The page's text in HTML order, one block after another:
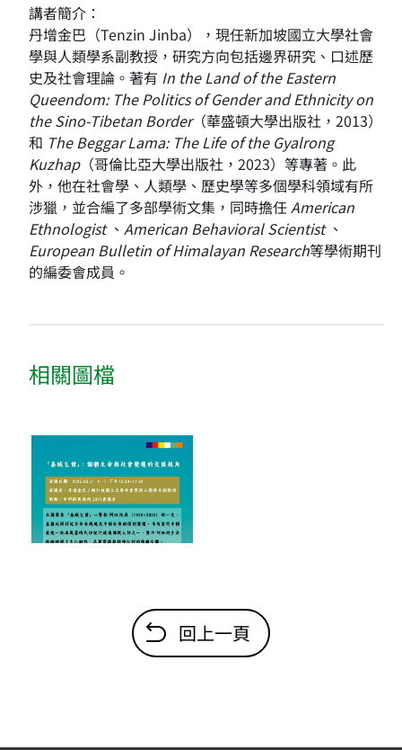
講者簡介：
丹增金巴（Tenzin Jinba），現任新加坡國立大學社會
學與人類學系副教授，研究方向包括邊界研究、口述歷
史及社會理論。著有 In the Land of the Eastern
Queendom: The Politics of Gender and Ethnicity on
the Sino-Tibetan Border（華盛頓大學出版社，2013）
和 The Beggar Lama: The Life of the Gyalrong
Kuzhap（哥倫比亞大學出版社，2023）等專著。此
外，他在社會學、人類學、歷史學等多個學科領域有所
涉獵，並合編了多部學術文集，同時擔任 American
Ethnologist、 American Behavioral Scientist、
European Bulletin of Himalayan Research等學術期刊
的編委會成員。
相關圖檔
回上一頁